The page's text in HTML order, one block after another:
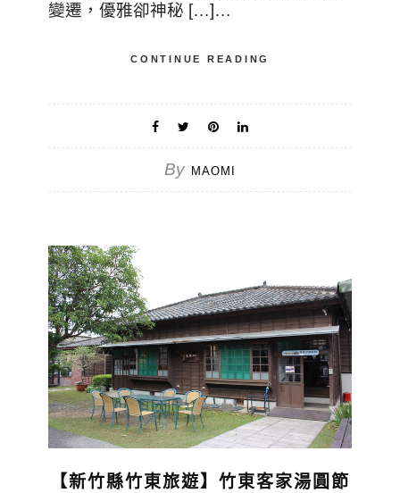
變遷，優雅卻神秘 […]…
CONTINUE READING
By MAOMI
【新竹縣竹東旅遊】竹東客家湯圓節